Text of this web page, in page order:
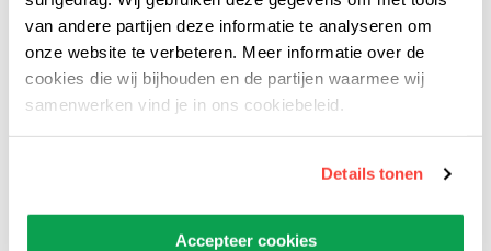
van andere partijen deze informatie te analyseren om
onze website te verbeteren. Meer informatie over de
cookies die wij bijhouden en de partijen waarmee wij
samenwerken vind je in ons cookiebeleid.
Details tonen
Accepteer cookies
blijven niet overwinteren. De Siberische lijster,
goudlijster en zwartkeellijster zijn hier een
mooi voorbeeld van. Zij eten in de zomer hun
warm te houden.